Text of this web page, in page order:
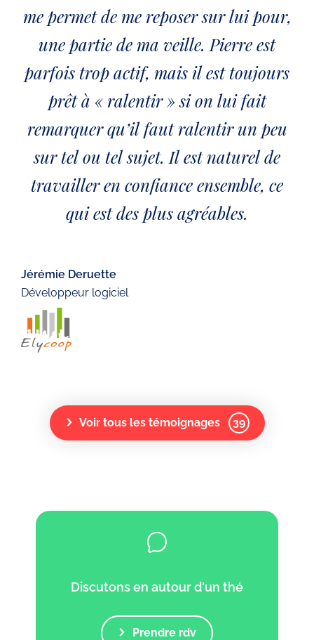
me permet de me reposer sur lui pour,
une partie de ma veille. Pierre est
parfois trop actif, mais il est toujours
prêt à « ralentir » si on lui fait
remarquer qu’il faut ralentir un peu
sur tel ou tel sujet. Il est naturel de
travailler en confiance ensemble, ce
qui est des plus agréables.
Jérémie Deruette
Développeur logiciel
Voir tous les témoignages 39
Discutons en autour d'un thé
Prendre rdv